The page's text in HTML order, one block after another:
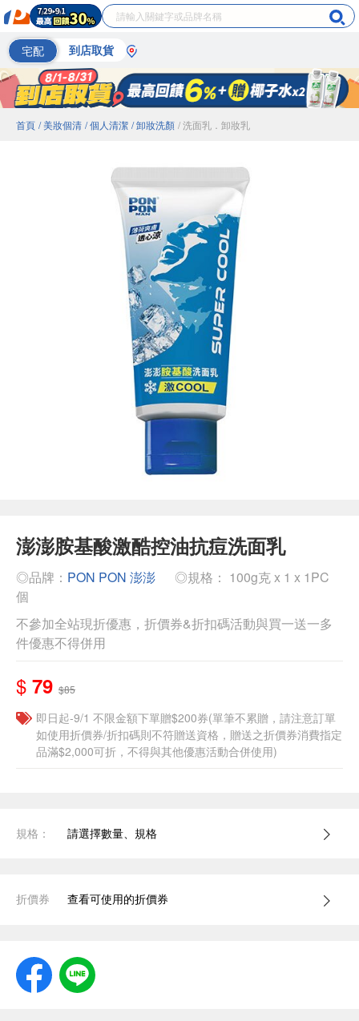
宅配 到店取貨
首頁 / 美妝個清 / 個人清潔 / 卸妝洗顏 / 洗面乳．卸妝乳
澎澎胺基酸激酷控油抗痘洗面乳
◎品牌： PON PON 澎澎
◎規格： 100g克 x 1 x 1PC
個
不參加全站現折優惠，折價券&折扣碼活動與買一送一多
件優惠不得併用
$ 79 $85
即日起-9/1 不限金額下單贈$200券(單筆不累贈，請注意訂單
如使用折價券/折扣碼則不符贈送資格，贈送之折價券消費指定
品滿$2,000可折，不得與其他優惠活動合併使用)
規格： 請選擇數量、規格
折價券 查看可使用的折價券